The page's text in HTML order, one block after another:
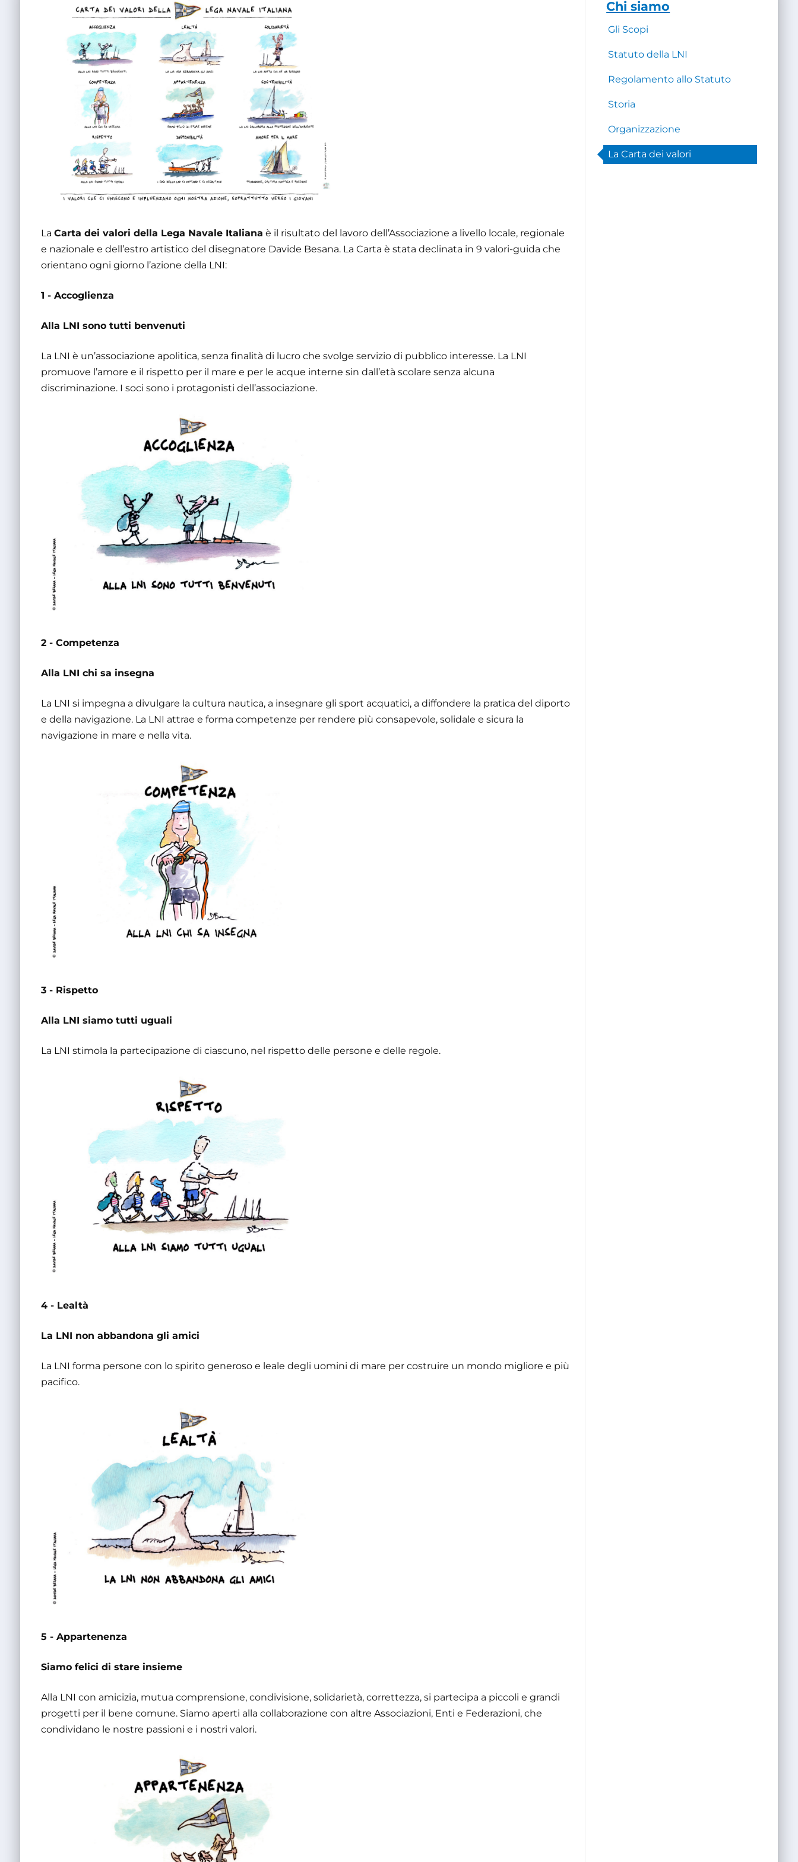
La Carta dei valori della Lega Navale Italiana è il risultato del lavoro dell’Associazione a livello locale, regionale
e nazionale e dell’estro artistico del disegnatore Davide Besana. La Carta è stata declinata in 9 valori-guida che
orientano ogni giorno l’azione della LNI:
1 - Accoglienza
Alla LNI sono tutti benvenuti
La LNI è un’associazione apolitica, senza finalità di lucro che svolge servizio di pubblico interesse. La LNI
promuove l’amore e il rispetto per il mare e per le acque interne sin dall’età scolare senza alcuna
discriminazione. I soci sono i protagonisti dell’associazione.
2 - Competenza
Alla LNI chi sa insegna
La LNI si impegna a divulgare la cultura nautica, a insegnare gli sport acquatici, a diffondere la pratica del diporto
e della navigazione. La LNI attrae e forma competenze per rendere più consapevole, solidale e sicura la
navigazione in mare e nella vita.
3 - Rispetto
Alla LNI siamo tutti uguali
La LNI stimola la partecipazione di ciascuno, nel rispetto delle persone e delle regole.
4 - Lealtà
La LNI non abbandona gli amici
La LNI forma persone con lo spirito generoso e leale degli uomini di mare per costruire un mondo migliore e più
pacifico.
5 - Appartenenza
Siamo felici di stare insieme
Alla LNI con amicizia, mutua comprensione, condivisione, solidarietà, correttezza, si partecipa a piccoli e grandi
progetti per il bene comune. Siamo aperti alla collaborazione con altre Associazioni, Enti e Federazioni, che
condividano le nostre passioni e i nostri valori.
Chi siamo
Gli Scopi
Statuto della LNI
Regolamento allo Statuto
Storia
Organizzazione
La Carta dei valori